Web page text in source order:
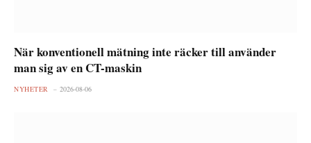
När konventionell mätning inte räcker till använder
man sig av en CT-maskin
NYHETER 2026-08-06